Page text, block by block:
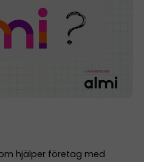
hjälper företag med